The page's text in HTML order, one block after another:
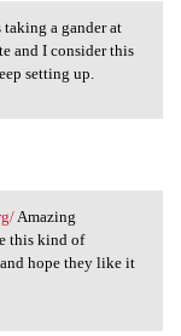
I was
a gander at
and I consider this
setting up.
Amazing
this kind of
hope they like it